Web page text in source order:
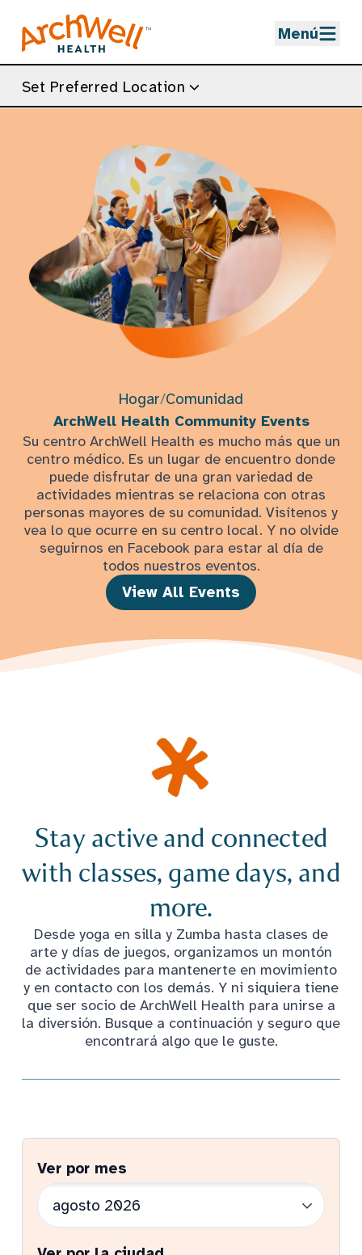
Menú
Set Preferred Location
Hogar/Comunidad
ArchWell Health Community Events
Su centro ArchWell Health es mucho más que un
centro médico. Es un lugar de encuentro donde
puede disfrutar de una gran variedad de
actividades mientras se relaciona con otras
personas mayores de su comunidad. Visítenos y
vea lo que ocurre en su centro local. Y no olvide
seguirnos en Facebook para estar al día de
todos nuestros eventos.
View All Events
Stay active and connected
with classes, game days, and
more.
Desde yoga en silla y Zumba hasta clases de
arte y días de juegos, organizamos un montón
de actividades para mantenerte en movimiento
y en contacto con los demás. Y ni siquiera tiene
que ser socio de ArchWell Health para unirse a
la diversión. Busque a continuación y seguro que
encontrará algo que le guste.
Ver por mes